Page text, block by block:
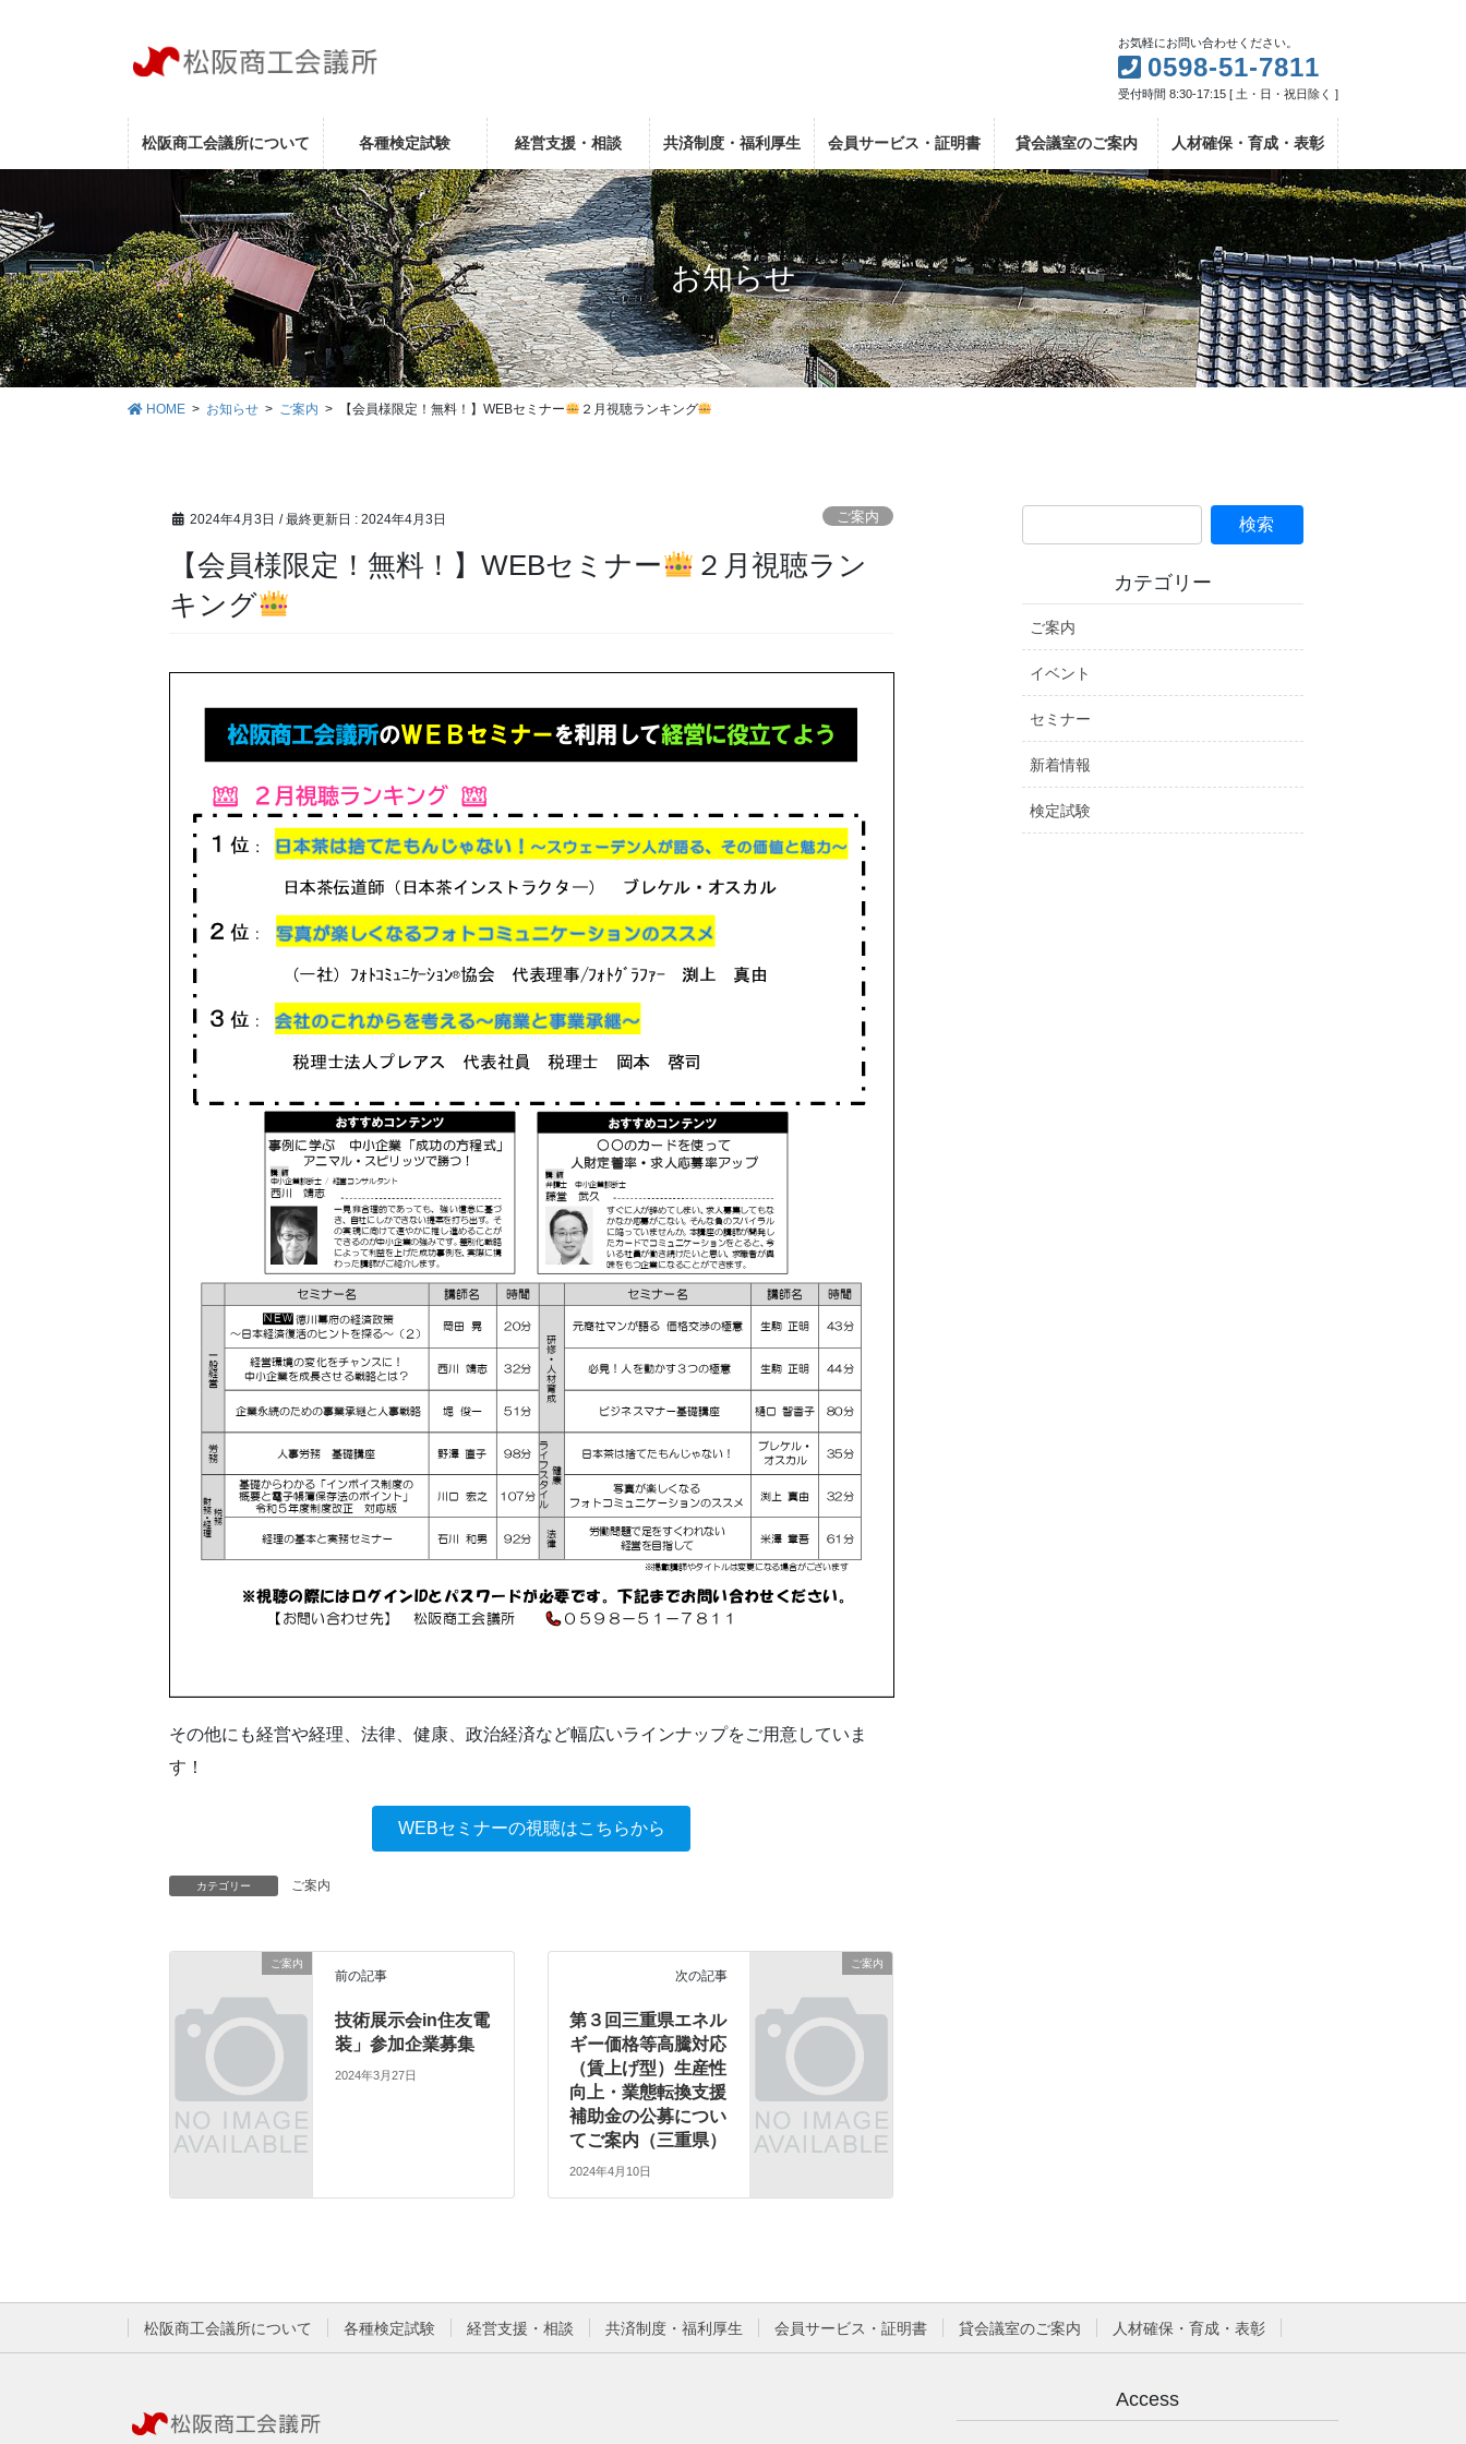
移
ン
移
動
お気軽にお問い合わせください。
0598-51-7811
受付時間 8:30-17:15 [ 土・日・祝日除く ]
松阪商工会議所について 各種検定試験 経営支援・相談 共済制度・福利厚生 会員サービス・証明書 貸会議室のご案内 人材確保・育成・表彰
お知らせ
HOME お知らせ ご案内 【会員様限定！無料！】WEBセミナー ２月視聴ランキング
2024年4月3日 / 最終更新日 :2024年4月3日 ご案内
【会員様限定！無料！】WEBセミナー
２月視聴ラン
キング
その他にも経営や経理、法律、健康、政治経済など幅広いラインナップをご用意していま
す！
WEBセミナーの視聴はこちらから
カテゴリー ご案内
ご案内
前の記事
技術展示会in住友電
装」参加企業募集
2024年3月27日
ご案内
次の記事
第３回三重県エネル
ギー価格等高騰対応
（賃上げ型）生産性
向上・業態転換支援
補助金の公募につい
てご案内（三重県）
2024年4月10日
カテゴリー
ご案内
イベント
セミナー
新着情報
検定試験
松阪商工会議所について 各種検定試験 経営支援・相談 共済制度・福利厚生 会員サービス・証明書 貸会議室のご案内 人材確保・育成・表彰
Access